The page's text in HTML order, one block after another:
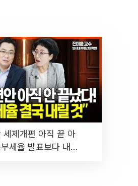
세제개편 아직 끝 아
세율 발표보다 내릴